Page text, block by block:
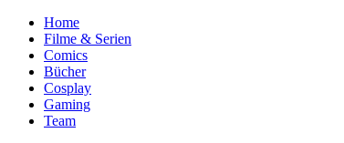
Home
Filme & Serien
Comics
Bücher
Cosplay
Gaming
Team